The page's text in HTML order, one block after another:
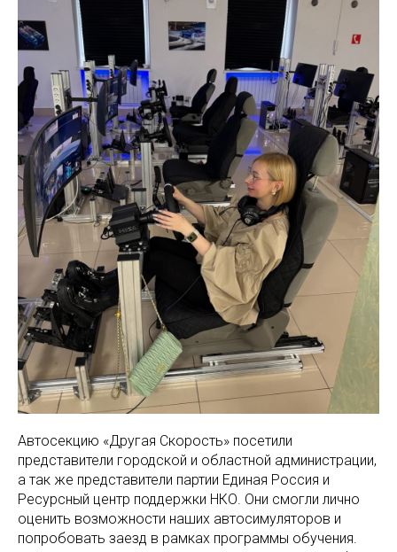
Автосекцию «Другая Скорость» посетили
представители городской и областной администрации,
а так же представители партии Единая Россия и
Ресурсный центр поддержки НКО. Они смогли лично
оценить возможности наших автосимуляторов и
попробовать заезд в рамках программы обучения.